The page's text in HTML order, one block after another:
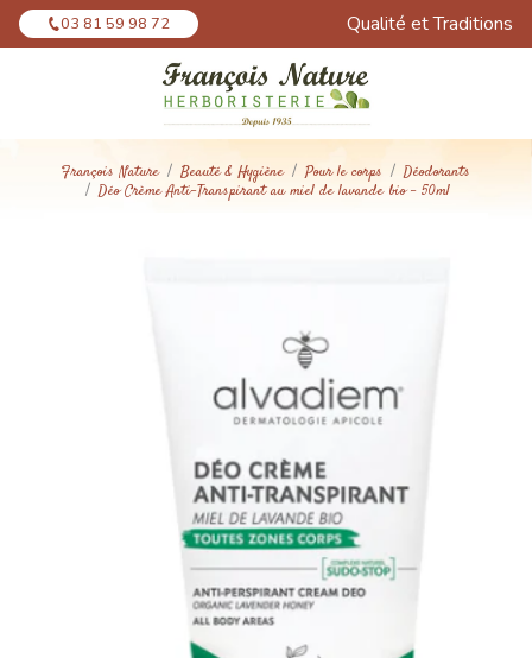
03 81 59 98 72 Qualité et Traditions
François Nature Beauté & Hygiène Pour le corps
Déodorants
Déo Crème Anti-Transpirant au miel de lavande bio - 50ml
Panneau de gestion des cookies